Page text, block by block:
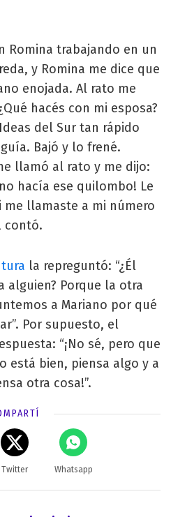
Romina trabajando en un
y Romina me dice que
enojada. Al rato me
hacés con mi esposa?
del Sur tan rápido
Bajó y lo frené.
llamó al rato y me dijo:
hacía ese quilombo! Le
me llamaste a mi número
contó.
la repreguntó: “¿Él
alguien? Porque la otra
a Mariano por qué
Por supuesto, el
“¡No sé, pero que
está bien, piensa algo y a
otra cosa!”.
Twitter Whatsapp